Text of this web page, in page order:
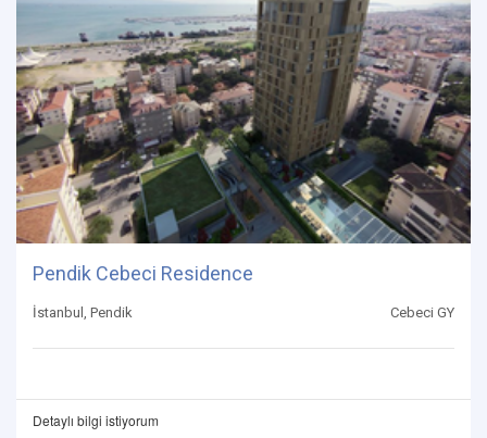
Pendik Cebeci Residence
İstanbul, Pendik Cebeci GY
Detaylı bilgi istiyorum